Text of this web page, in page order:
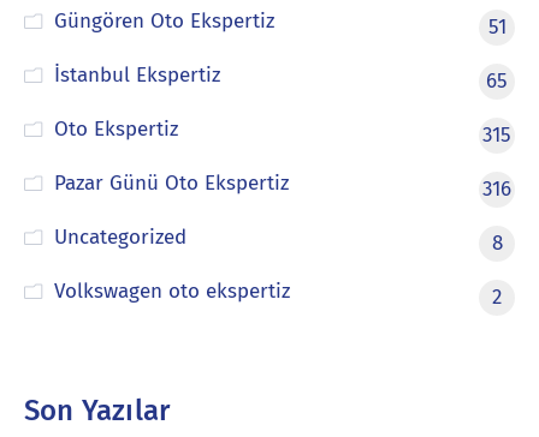
Güngören Oto Ekspertiz
51
İstanbul Ekspertiz
65
Oto Ekspertiz
315
Pazar Günü Oto Ekspertiz
316
Uncategorized
8
Volkswagen oto ekspertiz
2
Son Yazılar